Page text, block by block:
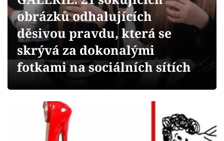
Videa
Sledujte prima+
Sledujte nás
obrázků odhalujících
děsivou pravdu, která se
skrývá za dokonalými
fotkami na sociálních sítích